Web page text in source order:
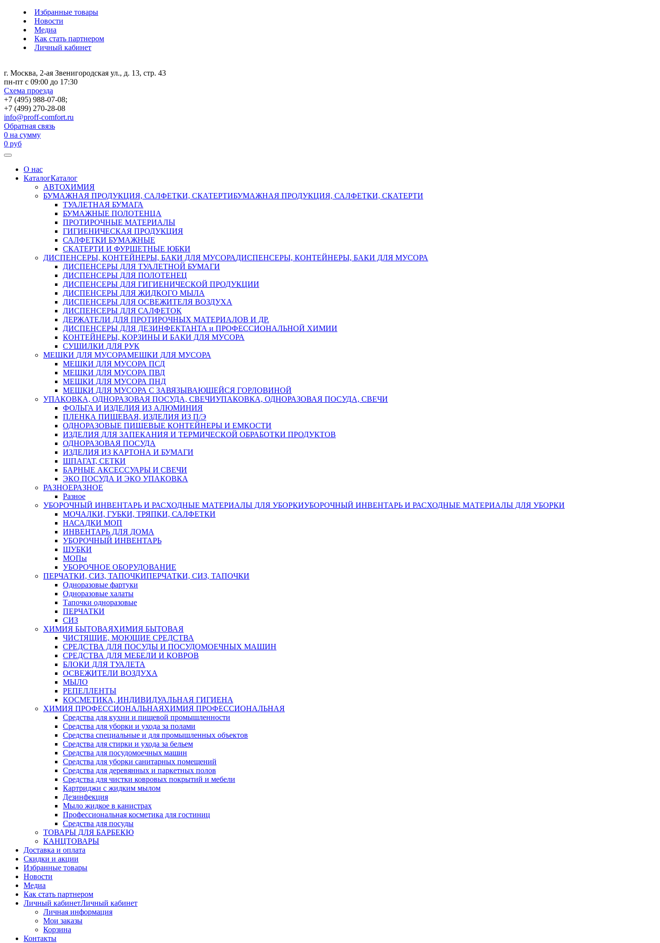
Избранные товары
Новости
Медиа
Как стать партнером
Личный кабинет
г. Москва, 2-ая Звенигородская ул., д. 13, стр. 43
пн-пт с 09:00 до 17:30
Схема проезда
+7 (495) 988-07-08;
+7 (499) 270-28-08
info@proff-comfort.ru
Обратная связь
0 на сумму
0 руб
О нас
КаталогКаталог
АВТОХИМИЯ
БУМАЖНАЯ ПРОДУКЦИЯ, САЛФЕТКИ, СКАТЕРТИБУМАЖНАЯ ПРОДУКЦИЯ, САЛФЕТКИ, СКАТЕРТИ
ТУАЛЕТНАЯ БУМАГА
БУМАЖНЫЕ ПОЛОТЕНЦА
ПРОТИРОЧНЫЕ МАТЕРИАЛЫ
ГИГИЕНИЧЕСКАЯ ПРОДУКЦИЯ
САЛФЕТКИ БУМАЖНЫЕ
СКАТЕРТИ И ФУРШЕТНЫЕ ЮБКИ
ДИСПЕНСЕРЫ, КОНТЕЙНЕРЫ, БАКИ ДЛЯ МУСОРАДИСПЕНСЕРЫ, КОНТЕЙНЕРЫ, БАКИ ДЛЯ МУСОРА
ДИСПЕНСЕРЫ ДЛЯ ТУАЛЕТНОЙ БУМАГИ
ДИСПЕНСЕРЫ ДЛЯ ПОЛОТЕНЕЦ
ДИСПЕНСЕРЫ ДЛЯ ГИГИЕНИЧЕСКОЙ ПРОДУКЦИИ
ДИСПЕНСЕРЫ ДЛЯ ЖИДКОГО МЫЛА
ДИСПЕНСЕРЫ ДЛЯ ОСВЕЖИТЕЛЯ ВОЗДУХА
ДИСПЕНСЕРЫ ДЛЯ САЛФЕТОК
ДЕРЖАТЕЛИ ДЛЯ ПРОТИРОЧНЫХ МАТЕРИАЛОВ И ДР.
ДИСПЕНСЕРЫ ДЛЯ ДЕЗИНФЕКТАНТА и ПРОФЕССИОНАЛЬНОЙ ХИМИИ
КОНТЕЙНЕРЫ, КОРЗИНЫ И БАКИ ДЛЯ МУСОРА
СУШИЛКИ ДЛЯ РУК
МЕШКИ ДЛЯ МУСОРАМЕШКИ ДЛЯ МУСОРА
МЕШКИ ДЛЯ МУСОРА ПСД
МЕШКИ ДЛЯ МУСОРА ПВД
МЕШКИ ДЛЯ МУСОРА ПНД
МЕШКИ ДЛЯ МУСОРА С ЗАВЯЗЫВАЮЩЕЙСЯ ГОРЛОВИНОЙ
УПАКОВКА, ОДНОРАЗОВАЯ ПОСУДА, СВЕЧИУПАКОВКА, ОДНОРАЗОВАЯ ПОСУДА, СВЕЧИ
ФОЛЬГА И ИЗДЕЛИЯ ИЗ АЛЮМИНИЯ
ПЛЕНКА ПИЩЕВАЯ, ИЗДЕЛИЯ ИЗ П/Э
ОДНОРАЗОВЫЕ ПИЩЕВЫЕ КОНТЕЙНЕРЫ И ЕМКОСТИ
ИЗДЕЛИЯ ДЛЯ ЗАПЕКАНИЯ И ТЕРМИЧЕСКОЙ ОБРАБОТКИ ПРОДУКТОВ
ОДНОРАЗОВАЯ ПОСУДА
ИЗДЕЛИЯ ИЗ КАРТОНА И БУМАГИ
ШПАГАТ, СЕТКИ
БАРНЫЕ АКСЕССУАРЫ И СВЕЧИ
ЭКО ПОСУДА И ЭКО УПАКОВКА
РАЗНОЕРАЗНОЕ
Разное
УБОРОЧНЫЙ ИНВЕНТАРЬ И РАСХОДНЫЕ МАТЕРИАЛЫ ДЛЯ УБОРКИУБОРОЧНЫЙ ИНВЕНТАРЬ И РАСХОДНЫЕ МАТЕРИАЛЫ ДЛЯ УБОРКИ
МОЧАЛКИ, ГУБКИ, ТРЯПКИ, САЛФЕТКИ
НАСАДКИ МОП
ИНВЕНТАРЬ ДЛЯ ДОМА
УБОРОЧНЫЙ ИНВЕНТАРЬ
ШУБКИ
МОПы
УБОРОЧНОЕ ОБОРУДОВАНИЕ
ПЕРЧАТКИ, СИЗ, ТАПОЧКИПЕРЧАТКИ, СИЗ, ТАПОЧКИ
Одноразовые фартуки
Одноразовые халаты
Тапочки одноразовые
ПЕРЧАТКИ
СИЗ
ХИМИЯ БЫТОВАЯХИМИЯ БЫТОВАЯ
ЧИСТЯЩИЕ, МОЮЩИЕ СРЕДСТВА
СРЕДСТВА ДЛЯ ПОСУДЫ И ПОСУДОМОЕЧНЫХ МАШИН
СРЕДСТВА ДЛЯ МЕБЕЛИ И КОВРОВ
БЛОКИ ДЛЯ ТУАЛЕТА
ОСВЕЖИТЕЛИ ВОЗДУХА
МЫЛО
РЕПЕЛЛЕНТЫ
КОСМЕТИКА, ИНДИВИДУАЛЬНАЯ ГИГИЕНА
ХИМИЯ ПРОФЕССИОНАЛЬНАЯХИМИЯ ПРОФЕССИОНАЛЬНАЯ
Средства для кухни и пищевой промышленности
Средства для уборки и ухода за полами
Средства специальные и для промышленных объектов
Средства для стирки и ухода за бельем
Средства для посудомоечных машин
Средства для уборки санитарных помещений
Средства для деревянных и паркетных полов
Средства для чистки ковровых покрытий и мебели
Картриджи с жидким мылом
Дезинфекция
Мыло жидкое в канистрах
Профессиональная косметика для гостиниц
Средства для посуды
ТОВАРЫ ДЛЯ БАРБЕКЮ
КАНЦТОВАРЫ
Доставка и оплата
Скидки и акции
Избранные товары
Новости
Медиа
Как стать партнером
Личный кабинетЛичный кабинет
Личная информация
Мои заказы
Корзина
Контакты